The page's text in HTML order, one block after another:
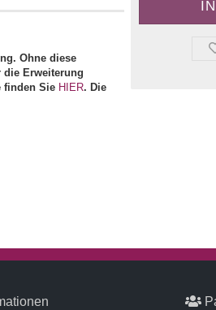
Ohne diese
die Erweiterung
finden Sie HIER. Die